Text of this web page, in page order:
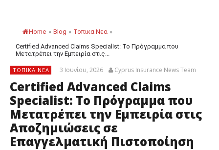
Home » Blog » Τοπικα Νεα »
Certified Advanced Claims Specialist: Το Πρόγραμμα που
Μετατρέπει την Εμπειρία στις...
ΤΟΠΙΚΑ ΝΕΑ 3 Ιουνίου, 2026 Cyprus Insurance News Team
Certified Advanced Claims
Specialist: Το Πρόγραμμα που
Μετατρέπει την Εμπειρία στις
Αποζημιώσεις σε
Επαγγελματική Πιστοποίηση